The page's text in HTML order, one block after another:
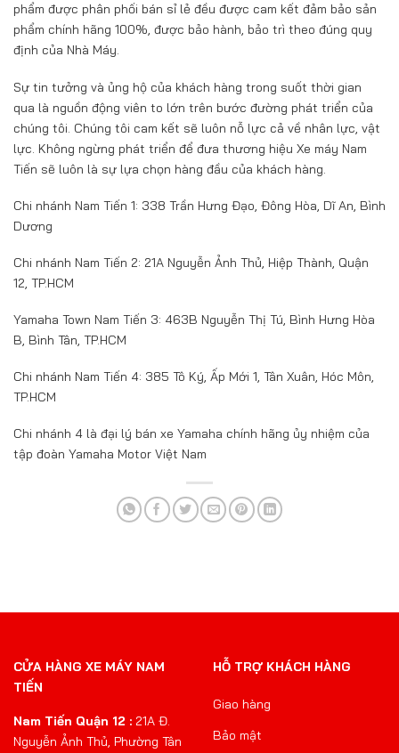
phẩm được phân phối bán sỉ lẻ đều được cam kết đảm bảo sản
phẩm chính hãng 100%, được bảo hành, bảo trì theo đúng quy
định của Nhà Máy.
Sự tin tưởng và ủng hộ của khách hàng trong suốt thời gian
qua là nguồn động viên to lớn trên bước đường phát triển của
chúng tôi. Chúng tôi cam kết sẽ luôn nỗ lực cả về nhân lực, vật
lực. Không ngừng phát triển để đưa thương hiệu Xe máy Nam
Tiến sẽ luôn là sự lựa chọn hàng đầu của khách hàng.
Chi nhánh Nam Tiến 1: 338 Trần Hưng Đạo, Đông Hòa, Dĩ An, Bình
Dương
Chi nhánh Nam Tiến 2: 21A Nguyễn Ảnh Thủ, Hiệp Thành, Quận
12, TP.HCM
Yamaha Town Nam Tiến 3: 463B Nguyễn Thị Tú, Bình Hưng Hòa
B, Bình Tân, TP.HCM
Chi nhánh Nam Tiến 4: 385 Tô Ký, Ấp Mới 1, Tân Xuân, Hóc Môn,
TP.HCM
Chi nhánh 4 là đại lý bán xe Yamaha chính hãng ủy nhiệm của
tập đoàn Yamaha Motor Việt Nam
CỬA HÀNG XE MÁY NAM
TIẾN
Nam Tiến Quận 12 : 21A Đ.
Nguyễn Ảnh Thủ, Phường Tân
HỖ TRỢ KHÁCH HÀNG
Giao hàng
Bảo mật